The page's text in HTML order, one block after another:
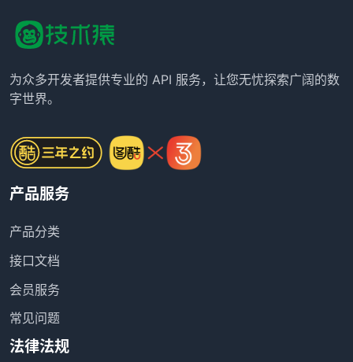
为众多开发者提供专业的 API 服务，让您无忧探索广阔的数
字世界。
产品服务
产品分类
接口文档
会员服务
常见问题
法律法规